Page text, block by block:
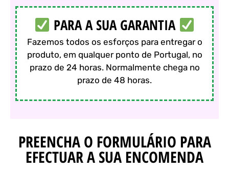
PARA A SUA GARANTIA
Fazemos todos os esforços para entregar o
produto, em qualquer ponto de Portugal, no
prazo de 24 horas. Normalmente chega no
prazo de 48 horas.
PREENCHA O FORMULÁRIO PARA
EFECTUAR A SUA ENCOMENDA